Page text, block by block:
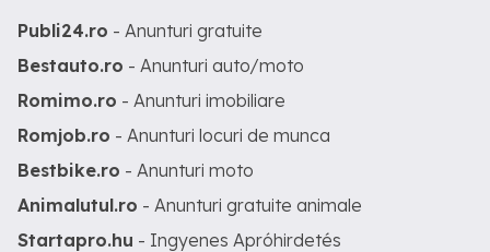
Publi24.ro - Anunturi gratuite
Bestauto.ro - Anunturi auto/moto
Romimo.ro - Anunturi imobiliare
Romjob.ro - Anunturi locuri de munca
Bestbike.ro - Anunturi moto
Animalutul.ro - Anunturi gratuite animale
Startapro.hu - Ingyenes Apróhirdetés